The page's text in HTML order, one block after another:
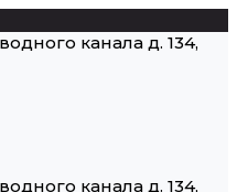
канала д. 134,
канала д. 134,